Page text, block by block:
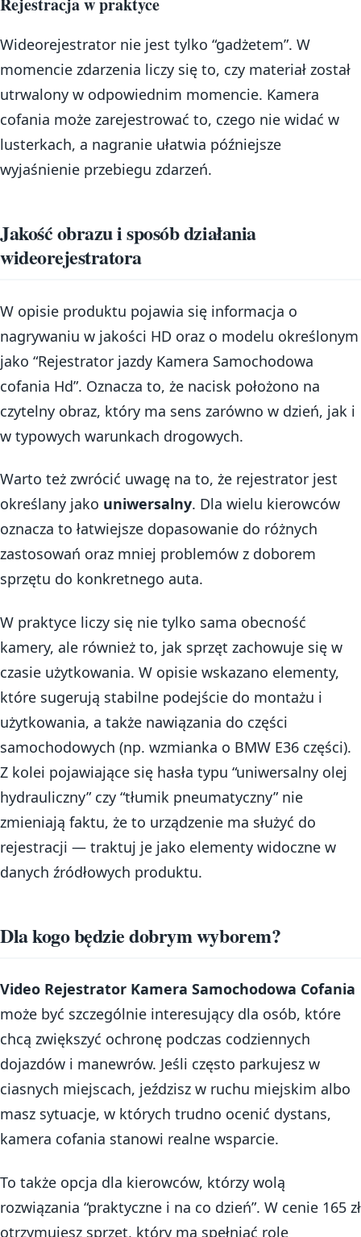
Wideorejestrator nie jest tylko “gadżetem”. W
momencie zdarzenia liczy się to, czy materiał został
utrwalony w odpowiednim momencie. Kamera
cofania może zarejestrować to, czego nie widać w
lusterkach, a nagranie ułatwia późniejsze
wyjaśnienie przebiegu zdarzeń.
Jakość obrazu i sposób działania
wideorejestratora
W opisie produktu pojawia się informacja o
nagrywaniu w jakości HD oraz o modelu określonym
jako “Rejestrator jazdy Kamera Samochodowa
cofania Hd”. Oznacza to, że nacisk położono na
czytelny obraz, który ma sens zarówno w dzień, jak i
w typowych warunkach drogowych.
Warto też zwrócić uwagę na to, że rejestrator jest
określany jako uniwersalny. Dla wielu kierowców
oznacza to łatwiejsze dopasowanie do różnych
zastosowań oraz mniej problemów z doborem
sprzętu do konkretnego auta.
W praktyce liczy się nie tylko sama obecność
kamery, ale również to, jak sprzęt zachowuje się w
czasie użytkowania. W opisie wskazano elementy,
które sugerują stabilne podejście do montażu i
użytkowania, a także nawiązania do części
samochodowych (np. wzmianka o BMW E36 części).
Z kolei pojawiające się hasła typu “uniwersalny olej
hydrauliczny” czy “tłumik pneumatyczny” nie
zmieniają faktu, że to urządzenie ma służyć do
rejestracji — traktuj je jako elementy widoczne w
danych źródłowych produktu.
Dla kogo będzie dobrym wyborem?
Video Rejestrator Kamera Samochodowa Cofania
może być szczególnie interesujący dla osób, które
chcą zwiększyć ochronę podczas codziennych
dojazdów i manewrów. Jeśli często parkujesz w
ciasnych miejscach, jeździsz w ruchu miejskim albo
masz sytuacje, w których trudno ocenić dystans,
kamera cofania stanowi realne wsparcie.
To także opcja dla kierowców, którzy wolą
rozwiązania “praktyczne i na co dzień”. W cenie 165 zł
otrzymujesz sprzęt, który ma spełniać rolę